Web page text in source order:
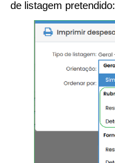
de listagem pretendido: